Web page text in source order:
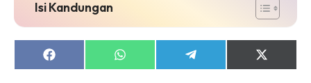
Isi Kandungan
Share
on
Share
on
Share
on
Share
on